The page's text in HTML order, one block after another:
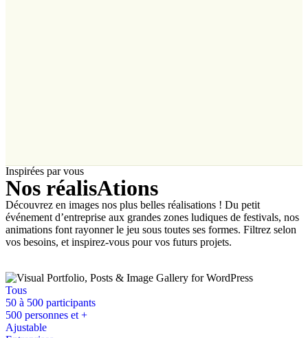
Inspirées par vous
Nos réalisAtions
Découvrez en images nos plus belles réalisations ! Du petit
événement d’entreprise aux grandes zones ludiques de festivals, nos
animations font rayonner le jeu sous toutes ses formes. Filtrez selon
vos besoins, et inspirez-vous pour vos futurs projets.
Tous
50 à 500 participants
500 personnes et +
Ajustable